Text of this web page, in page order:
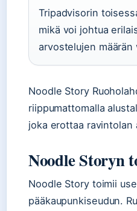
Tripadvisorin
mikä voi johtua
arvostelujen määrän
Noodle Story
riippumattomalla
joka erottaa ravintolan
Noodle Storyn
Noodle Story toimii
pääkaupunkiseudun.